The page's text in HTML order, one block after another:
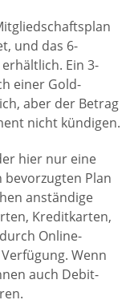
und das 6-
Ein 3-
einer Gold-
aber der Betrag
nicht kündigen.
hier nur eine
Plan
anständige
Kreditkarten,
Online-
Wenn
auch Debit-